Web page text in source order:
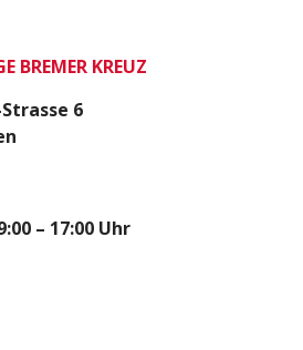
BREMER KREUZ
6
– 17:00 Uhr